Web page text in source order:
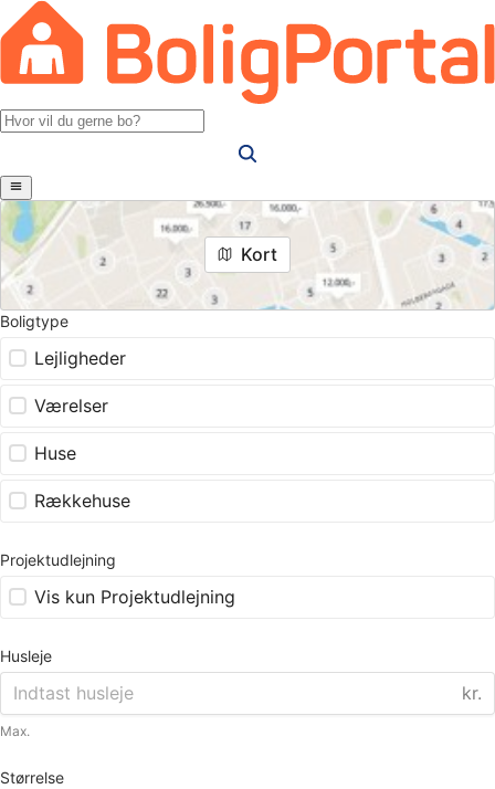
Kort
Boligtype
Lejligheder
Værelser
Huse
Rækkehuse
Projektudlejning
Vis kun Projektudlejning
Husleje
kr.
Max.
Størrelse